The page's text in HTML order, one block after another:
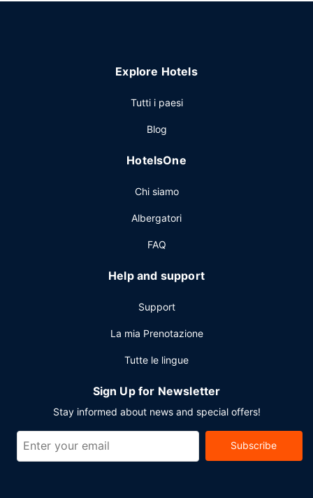
reception aperta 24 ore su 24 e personale poliglotta. Il un
Explore Hotels
Tutti i paesi
Blog
HotelsOne
Chi siamo
Albergatori
FAQ
Help and support
Support
La mia Prenotazione
Tutte le lingue
Sign Up for Newsletter
Stay informed about news and special offers!
Subscribe